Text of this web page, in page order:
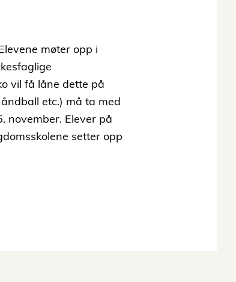
møter opp i
vil få låne dette på
etc.) må ta med
november. Elever på
setter opp